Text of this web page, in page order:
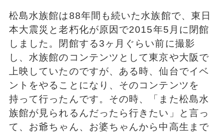
松島水族館は88年間も続いた水族館で、東日
本大震災と老朽化が原因で2015年5月に閉館
しました。閉館する3ヶ月ぐらい前に撮影
し、水族館のコンテンツとして東京や大阪で
上映していたのですが、ある時、仙台でイベ
ントをやることになり、そのコンテンツを
持って行ったんです。その時、「また松島水
族館が見られるんだったら行きたい」と言っ
て、お爺ちゃん、お婆ちゃんから中高生まで